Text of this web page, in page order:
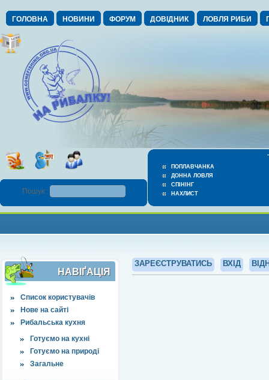
ГОЛОВНА НОВИНИ ФОРУМ ДОВІДНИК ЛОВЛЯ РИБИ
ПОПЛАВЧАНКА
ДОННА ЛОВЛЯ
СПІНІНГ
НАХЛИСТ
Пошук :
НАВІҐАЦІЯ
Список користувачів
Нове на сайті
Рибальська кухня
Готуємо на кухні
Готуємо на природі
Загальне
ЗАРЕЄСТРУВАТИСЬ ВХІД